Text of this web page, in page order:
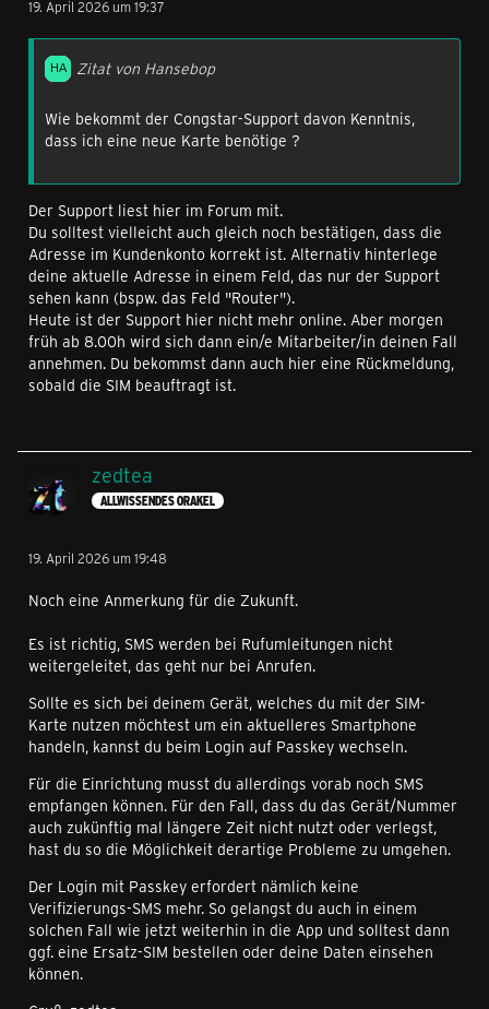
19. April 2026 um 19:37
Zitat von Hansebop
Wie bekommt der Congstar-Support davon Kenntnis,
dass ich eine neue Karte benötige ?
Der Support liest hier im Forum mit.
Du solltest vielleicht auch gleich noch bestätigen, dass die
Adresse im Kundenkonto korrekt ist. Alternativ hinterlege
deine aktuelle Adresse in einem Feld, das nur der Support
sehen kann (bspw. das Feld "Router").
Heute ist der Support hier nicht mehr online. Aber morgen
früh ab 8.00h wird sich dann ein/e Mitarbeiter/in deinen Fall
annehmen. Du bekommst dann auch hier eine Rückmeldung,
sobald die SIM beauftragt ist.
zedtea
ALLWISSENDES ORAKEL
19. April 2026 um 19:48
Noch eine Anmerkung für die Zukunft.
Es ist richtig, SMS werden bei Rufumleitungen nicht
weitergeleitet, das geht nur bei Anrufen.
Sollte es sich bei deinem Gerät, welches du mit der SIM-
Karte nutzen möchtest um ein aktuelleres Smartphone
handeln, kannst du beim Login auf Passkey wechseln.
Für die Einrichtung musst du allerdings vorab noch SMS
empfangen können. Für den Fall, dass du das Gerät/Nummer
auch zukünftig mal längere Zeit nicht nutzt oder verlegst,
hast du so die Möglichkeit derartige Probleme zu umgehen.
Der Login mit Passkey erfordert nämlich keine
Verifizierungs-SMS mehr. So gelangst du auch in einem
solchen Fall wie jetzt weiterhin in die App und solltest dann
ggf. eine Ersatz-SIM bestellen oder deine Daten einsehen
können.